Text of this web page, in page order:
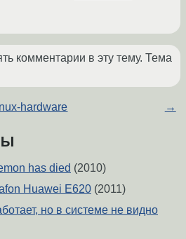
комментарии в эту тему. Тема
hardware →
has died (2010)
Huawei E620 (2011)
но в системе не видно